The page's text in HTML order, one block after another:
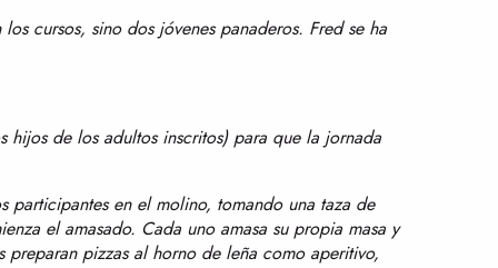
cursos, sino dos jóvenes panaderos. Fred se ha
hijos de los adultos inscritos) para que la jornada
en el molino, tomando una taza de
el amasado. Cada uno amasa su propia masa y
pizzas al horno de leña como aperitivo,